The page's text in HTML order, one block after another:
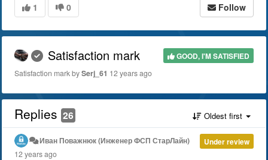
1 0 Follow
GOOD, I'M SATISFIED
Satisfaction mark
Satisfaction mark bySerj_61 12 years ago
Replies 26 Oldest first
Under review
Иван Поважнюк (Инженер ФСП СтарЛайн)
12 years ago